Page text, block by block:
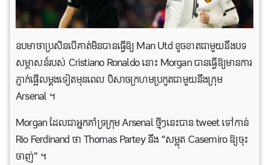
ឧបមាថាប្រសិនបើគាត់មិនបានធ្វើឱ្យ Man Utd ខូច​ខាតជាមួយនឹងបទ
សម្ភាសន៍របស់ Cristiano Ronaldo នោះ Morgan បានធ្វើឱ្យមានការ
ភ្ញាក់ផ្អើលម្តងទៀតមុនពេល បិសាចក្រហមប្រកួតជាមួយនឹងក្រុម
Arsenal ។
Morgan ដែលជាអ្នកគាំទ្រក្រុម Arsenal ថ្មីៗនេះបាន tweet ទៅកាន់
Rio Ferdinand ថា Thomas Partey នឹង “សម្លុត Casemiro ឱ្យចុះ
ចាញ់” ។